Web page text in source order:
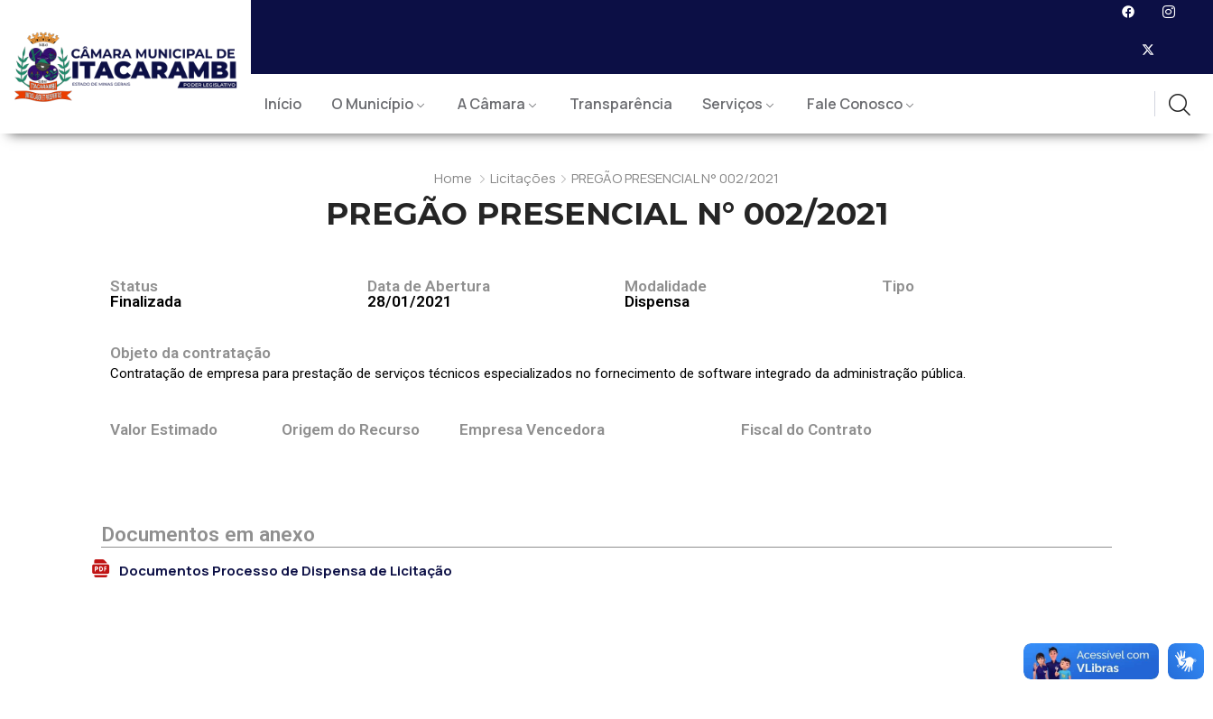
Início O Município A Câmara Transparência Serviços Fale Conosco
Home Licitações PREGÃO PRESENCIAL N° 002/2021
PREGÃO PRESENCIAL N° 002/2021
Status
Finalizada
Data de Abertura
28/01/2021
Modalidade
Dispensa
Tipo
Objeto da contratação
Contratação de empresa para prestação de serviços técnicos especializados no fornecimento de software integrado da administração pública.
Valor Estimado Origem do Recurso Empresa Vencedora Fiscal do Contrato
Documentos em anexo
Documentos Processo de Dispensa de Licitação